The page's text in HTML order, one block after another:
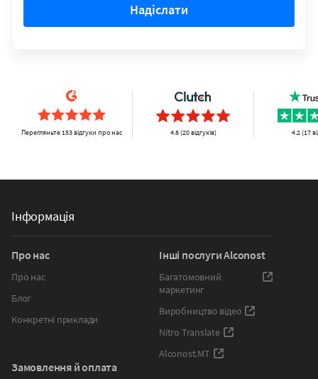
Надіслати
Перегляньте 153 відгуки про нас 4.8 (20 відгуків) 4.2 (17
Інформація
Про нас
Про нас
Блог
Конкретні приклади
Замовлення й оплата
Інші послуги Alconost
Багатомовний
маркетинг
Виробництво відео
Nitro Translate
Alconost.MT